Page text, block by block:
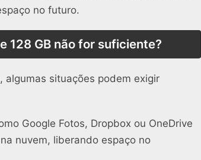
no futuro.
128 GB não for suficiente?
situações podem exigir
Google Fotos, Dropbox ou OneDrive
nuvem, liberando espaço no